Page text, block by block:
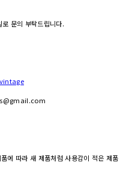
문의 부탁드립니다.
에 따라 새 제품처럼 사용감이 적은 제품